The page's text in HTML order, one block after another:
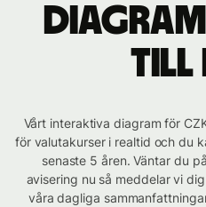
till
Vårt interaktiva diagram för
för valutakurser i realtid och du
senaste 5 åren. Väntar du
avisering nu så meddelar vi
våra dagliga